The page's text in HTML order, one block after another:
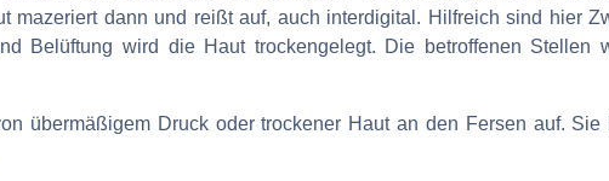
mazeriert dann und reißt auf, auch interdigital. Hilfreich sind hier
Belüftung wird die Haut trockengelegt. Die betroffenen Stellen
übermäßigem Druck oder trockener Haut an den Fersen auf. Sie